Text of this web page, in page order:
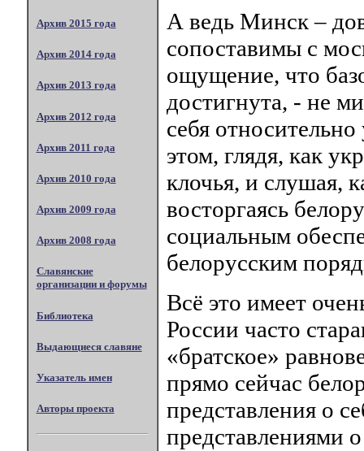
Архив 2015 года
Архив 2014 года
Архив 2013 года
Архив 2012 года
Архив 2011 года
Архив 2010 года
Архив 2009 года
Архив 2008 года
Славянские
организации и форумы
Библиотека
Выдающиеся славяне
Указатель имен
Авторы проекта
А ведь Минск –
сопоставимы с
ощущение, что
достигнута, - не
себя
этом, глядя, как
клочья, и слушая,
восторгаясь
социальным
белорусским
Всё это имеет
России часто
«братское»
прямо сейчас
представления о
представлениями